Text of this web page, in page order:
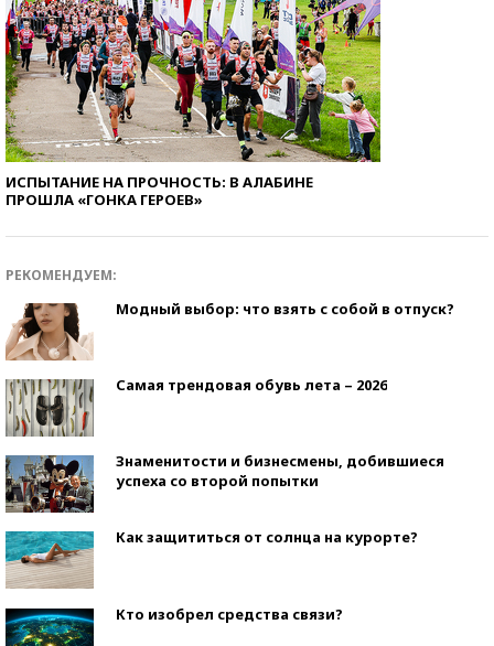
ИСПЫТАНИЕ НА ПРОЧНОСТЬ: В АЛАБИНЕ
ПРОШЛА «ГОНКА ГЕРОЕВ»
РЕКОМЕНДУЕМ:
Модный выбор: что взять с собой в отпуск?
Самая трендовая обувь лета – 2026
Знаменитости и бизнесмены, добившиеся
успеха со второй попытки
Как защититься от солнца на курорте?
Кто изобрел средства связи?